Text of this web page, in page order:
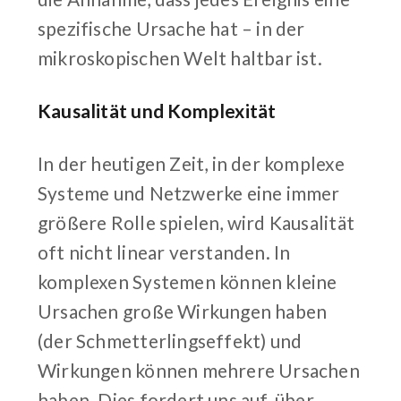
spezifische Ursache hat – in der
mikroskopischen Welt haltbar ist.
Kausalität und Komplexität
In der heutigen Zeit, in der komplexe
Systeme und Netzwerke eine immer
größere Rolle spielen, wird Kausalität
oft nicht linear verstanden. In
komplexen Systemen können kleine
Ursachen große Wirkungen haben
(der Schmetterlingseffekt) und
Wirkungen können mehrere Ursachen